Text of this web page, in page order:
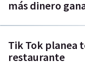
más dinero
Tik Tok planea
restaurante